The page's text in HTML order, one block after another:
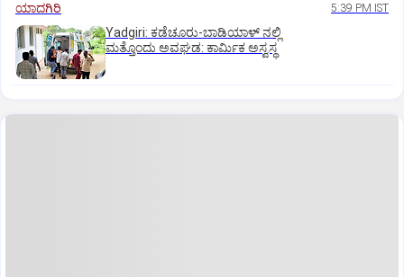
ಯಾದಗಿರಿ 5:39 PM IST
Yadgiri: ಕಡೆಚೂರು-ಬಾಡಿಯಾಳ್ ನಲ್ಲಿ
ಮತ್ತೊಂದು ಅವಘಡ: ಕಾರ್ಮಿಕ ಅಸ್ವಸ್ಥ